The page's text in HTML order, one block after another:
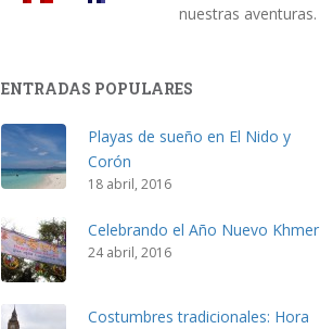
nuestras aventuras.
ENTRADAS POPULARES
Playas de sueño en El Nido y
Corón
18 abril, 2016
Celebrando el Año Nuevo Khmer
24 abril, 2016
Costumbres tradicionales: Hora